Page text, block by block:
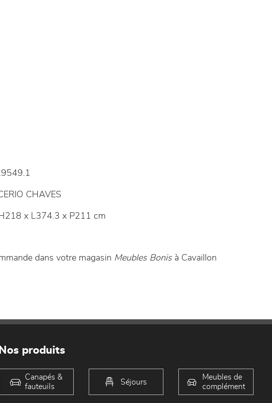
CHAVES
x L374.3 x P211 cm
dans votre magasin Meubles Bonisà Cavaillon
Nos produits
Canapés &
fauteuils
Séjours
Meubles de
complément